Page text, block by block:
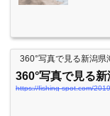
360°写真で見る新潟県
360°写真で見る
https://fishing-spot.com/